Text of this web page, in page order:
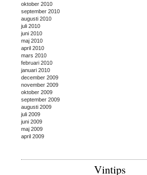
oktober 2010
september 2010
augusti 2010
juli 2010
juni 2010
maj 2010
april 2010
mars 2010
februari 2010
januari 2010
december 2009
november 2009
oktober 2009
september 2009
augusti 2009
juli 2009
juni 2009
maj 2009
april 2009
Vintips